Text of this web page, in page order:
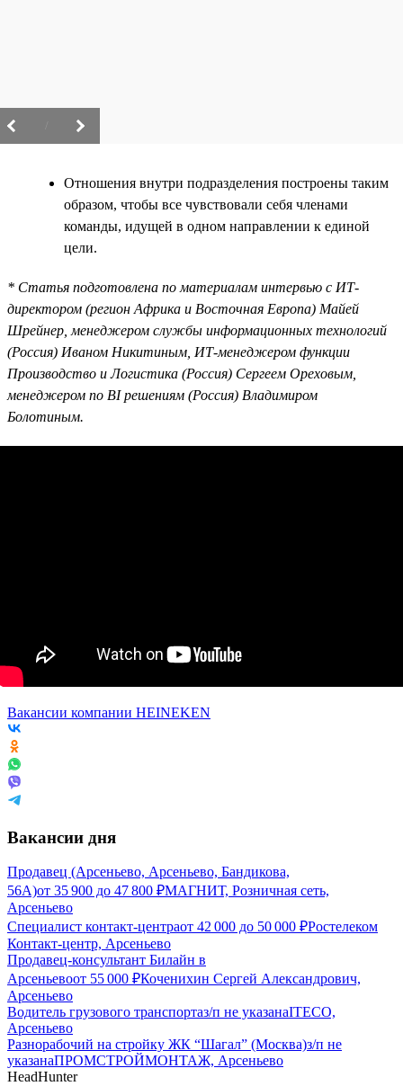
Отношения внутри подразделения построены таким
образом, чтобы все чувствовали себя членами
команды, идущей в одном направлении к единой
цели.
* Статья подготовлена по материалам интервью с ИТ-
директором (регион Африка и Восточная Европа) Майей
Шрейнер, менеджером службы информационных технологий
(Россия) Иваном Никитиным, ИТ-менеджером функции
Производство и Логистика (Россия) Сергеем Ореховым,
менеджером по BI решениям (Россия) Владимиром
Болотиным.
Вакансии компании HEINEKEN
Вакансии дня
Продавец (Арсеньево, Арсеньево, Бандикова,
56А)от 35 900 до 47 800 ₽МАГНИТ, Розничная сеть,
Арсеньево
Специалист контакт-центраот 42 000 до 50 000 ₽Ростелеком
Контакт-центр, Арсеньево
Продавец-консультант Билайн в
Арсеньевоот 55 000 ₽Коченихин Сергей Александрович,
Арсеньево
Водитель грузового транспортаз/п не указанаITECO,
Арсеньево
Разнорабочий на стройку ЖК “Шагал” (Москва)з/п не
указанаПРОМСТРОЙМОНТАЖ, Арсеньево
HeadHunter